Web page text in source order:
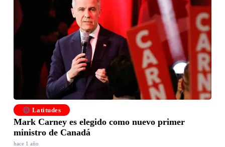
Latitudes
Mark Carney es elegido como nuevo primer
ministro de Canadá
hace 1 año